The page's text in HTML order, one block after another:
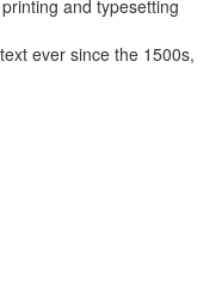
and typesetting
ever since the 1500s,